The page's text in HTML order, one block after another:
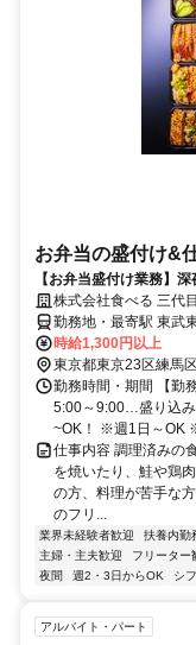
お弁当の盛付け&
【お弁当盛付け業務】
OK！Wワークや夜型さ
株式会社食べる 三代
勤務地・最寄駅 東武
平和台駅 徒歩15分 都
時給1,300円以上
東京都東京23区練馬区
勤務時間・期間 【勤
5:00～9:00…盛り込
~OK！ ※週1日～OK
仕事内容 調理済みの
を焼いたり、鮭や鶏
の方、料理が苦手な
のフリ...
業界未経験者歓迎 扶養内勤
主婦・主夫歓迎
フリーター
夜間
週2・3日からOK シ
アルバイト・パート